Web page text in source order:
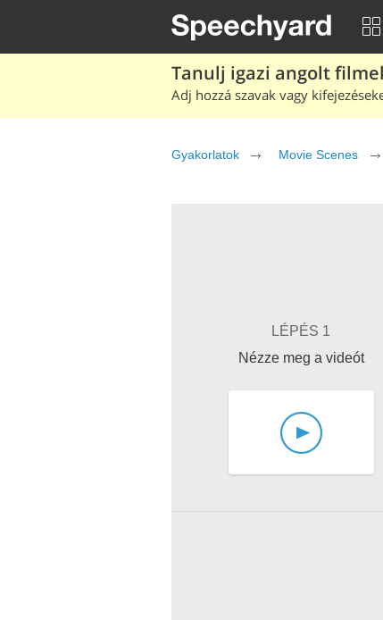
Tanulj igazi angolt
Adj hozzá szavak vagy
Gyakorlatok Movie Scenes
LÉPÉS 1
Nézze meg a videót